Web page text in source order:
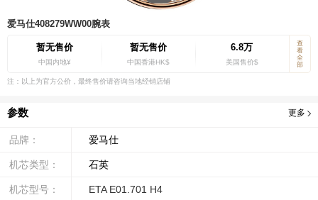
爱马仕408279WW00腕表
暂无售价
中国内地¥
暂无售价
中国香港HK$
6.8万
美国售价$
查
看
全
部
注：以上为官方公价，最终售价请咨询当地经销店铺
参数 更多
品牌： 爱马仕
机芯类型： 石英
机芯型号： ETA E01.701 H4